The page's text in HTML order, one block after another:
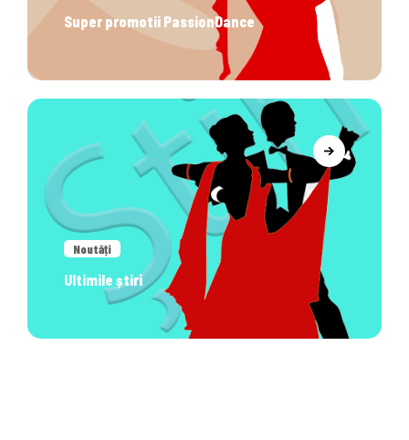
Super promotii PassionDance
Noutăți
Ultimile știri